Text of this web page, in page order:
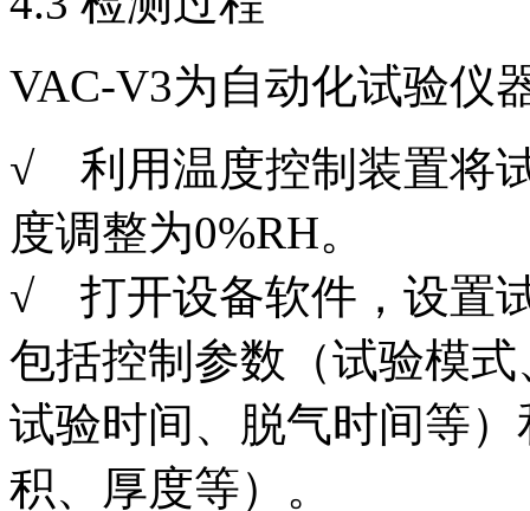
VAC-V3为自动化试验仪
√ 利用温度控制装置将
度调整为0%RH。
√ 打开设备软件，设置
包括控制参数（试验模
试验时间、脱气时间等
积、厚度等）。